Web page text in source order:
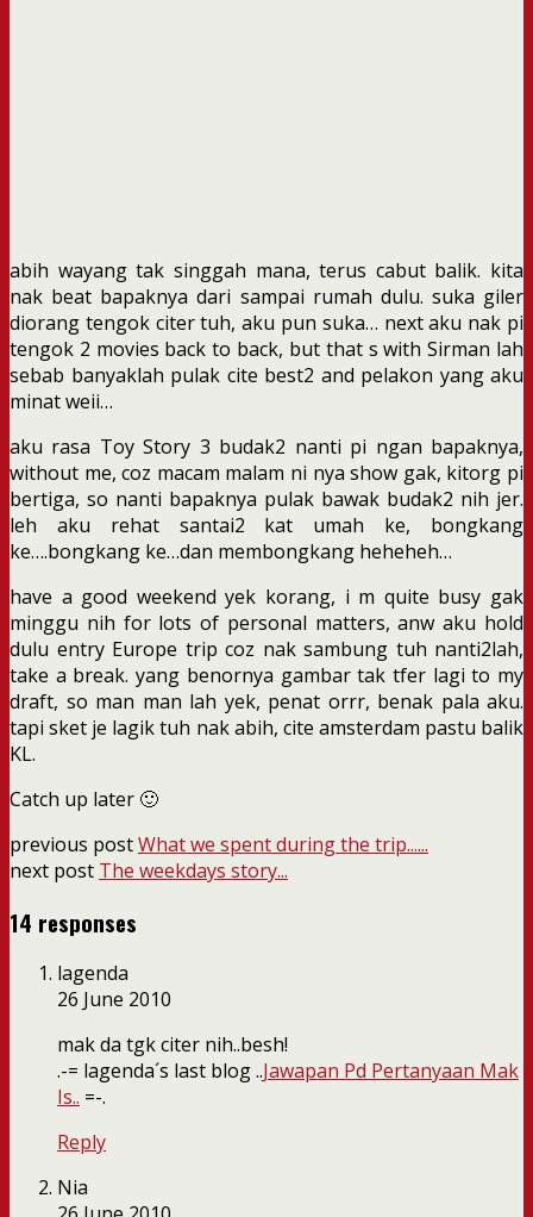
abih wayang tak singgah mana, terus cabut balik. kita
nak beat bapaknya dari sampai rumah dulu. suka giler
diorang tengok citer tuh, aku pun suka… next aku nak pi
tengok 2 movies back to back, but that s with Sirman lah
sebab banyaklah pulak cite best2 and pelakon yang aku
minat weii…
aku rasa Toy Story 3 budak2 nanti pi ngan bapaknya,
without me, coz macam malam ni nya show gak, kitorg pi
bertiga, so nanti bapaknya pulak bawak budak2 nih jer.
leh aku rehat santai2 kat umah ke, bongkang
ke….bongkang ke…dan membongkang heheheh…
have a good weekend yek korang, i m quite busy gak
minggu nih for lots of personal matters, anw aku hold
dulu entry Europe trip coz nak sambung tuh nanti2lah,
take a break. yang benornya gambar tak tfer lagi to my
draft, so man man lah yek, penat orrr, benak pala aku.
tapi sket je lagik tuh nak abih, cite amsterdam pastu balik
KL.
Catch up later 🙂
previous postWhat we spent during the trip......
next post The weekdays story...
14 responses
lagenda
26 June 2010
mak da tgk citer nih..besh!
.-= lagenda´s last blog ..Jawapan Pd Pertanyaan Mak
Is.. =-.
Reply
Nia